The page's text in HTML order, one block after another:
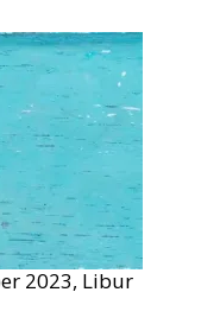
2023, Libur